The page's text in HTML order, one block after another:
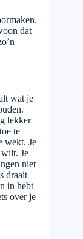
dat
wat je
lekker
te
wekt. Je
Je
niet
draait
in hebt
over je